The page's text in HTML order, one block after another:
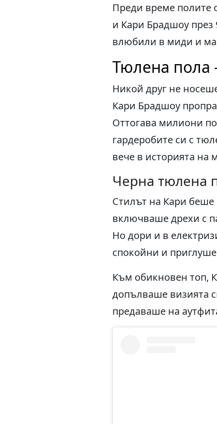
Преди време полите
и Кари Брадшоу през
влюбили в миди и
Тюлена пола
Никой друг не
Кари Брадшоу
Оттогава милиони
гардеробите си с
вече в историята на
Черна тюлена
Стилът на Кари беше
включваше дрехи с
Но дори и в
спокойни и
Към обикновен топ,
допълваше визията
предаваше на